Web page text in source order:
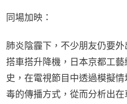
同場加映：
肺炎陰霾下，不少朋友仍要
搭車搭升降機，日本京都工
史，在電視節目中透過模擬
毒的傳播方式，從而分析出